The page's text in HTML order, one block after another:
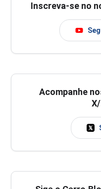
Inscreva-se no
Acompanhe